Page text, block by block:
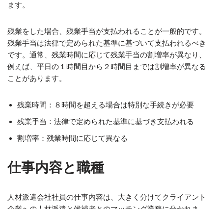
ます。
残業をした場合、残業手当が支払われることが一般的です。
残業手当は法律で定められた基準に基づいて支払われるべき
です。通常、残業時間に応じて残業手当の割増率が異なり、
例えば、平日の１時間目から２時間目までは割増率が異なる
ことがあります。
残業時間：８時間を超える場合は特別な手続きが必要
残業手当：法律で定められた基準に基づき支払われる
割増率：残業時間に応じて異なる
仕事内容と職種
人材派遣会社社員の仕事内容は、大きく分けてクライアント